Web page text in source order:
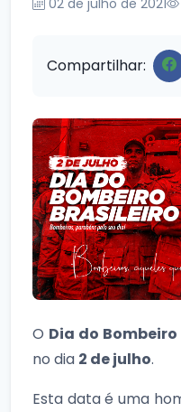
Compartilhar:
O Dia do
no dia 2 de julho.
Esta data é uma